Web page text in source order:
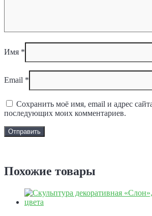
Имя *
Email *
Сохранить моё имя, email и адрес
последующих моих комментариев.
Похожие товары